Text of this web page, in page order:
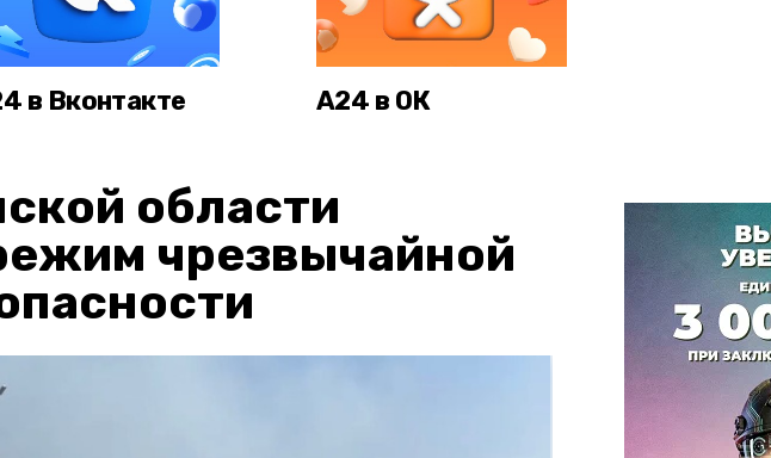
в Вконтакте А24 в ОК
области
чрезвычайной